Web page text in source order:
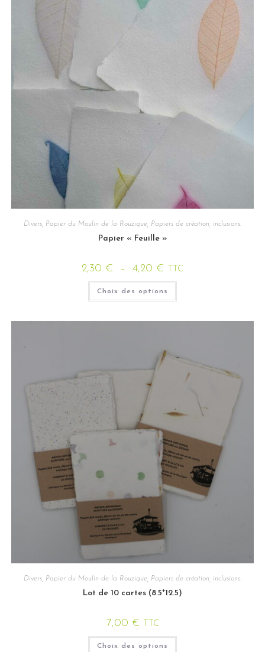
Divers Papier du Moulin de la Rouzique Papiers de création, inclusions.
Papier « Feuille »
2,30 € – 4,20 € TTC
Choix des options
Divers Papier du Moulin de la Rouzique Papiers de création, inclusions.
Lot de 10 cartes (8.5*12.5)
7,00 € TTC
Choix des options